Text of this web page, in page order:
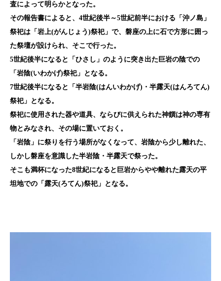
査によって明らかとなった。
その報告書によると、4世紀後半～5世紀前半における「沖ノ島」
祭祀は「岩上(がんじょう)祭祀」で、磐座の上に石で方形に囲っ
た祭壇が設けられ、そこで行った。
5世紀後半になると「ひさし」のように突き出た巨岩の陰での
「岩陰(いわかげ)祭祀」となる。
7世紀後半になると「半岩陰(はんいわかげ)・半露天(はんろてん)
祭祀」となる。
祭祀に使用された器や道具、ならびに供えられた神饌は神の専有
物とみなされ、その場に置いておく。
「岩陰」に祭りを行う場所がなくなって、岩陰から少し離れた、
しかし磐座を意識した半岩陰・半露天で祭った。
そこも満杯になった8世紀になると巨岩からやや離れた露天の平
坦地での「露天(ろてん)祭祀」となる。